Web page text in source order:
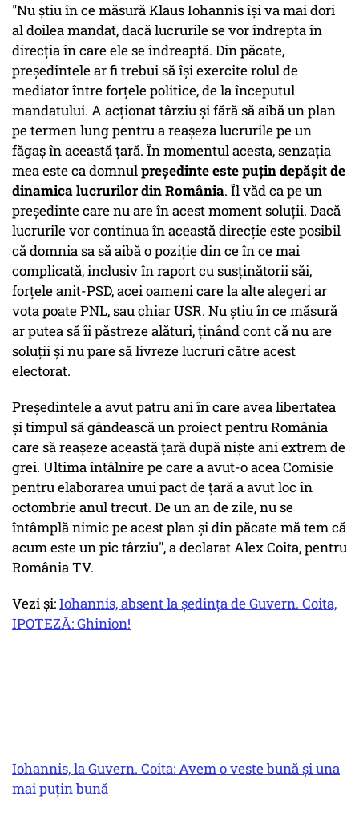
"Nu ştiu în ce măsură Klaus Iohannis îşi va mai dori
al doilea mandat, dacă lucrurile se vor îndrepta în
direcţia în care ele se îndreaptă. Din păcate,
preşedintele ar fi trebui să îşi exercite rolul de
mediator între forţele politice, de la începutul
mandatului. A acţionat târziu şi fără să aibă un plan
pe termen lung pentru a reaşeza lucrurile pe un
făgaş în această ţară. În momentul acesta, senzaţia
mea este ca domnulpreşedinte este puţin depăşit de
dinamica lucrurilor din România. Îl văd ca pe un
preşedinte care nu are în acest moment soluţii. Dacă
lucrurile vor continua în această direcţie este posibil
că domnia sa să aibă o poziţie din ce în ce mai
complicată, inclusiv în raport cu susţinătorii săi,
forţele anit-PSD, acei oameni care la alte alegeri ar
vota poate PNL, sau chiar USR. Nu ştiu în ce măsură
ar putea să îi păstreze alături, ţinând cont că nu are
soluţii şi nu pare să livreze lucruri către acest
electorat.
Preşedintele a avut patru ani în care avea libertatea
şi timpul să gândească un proiect pentru România
care să reaşeze această ţară după nişte ani extrem de
grei. Ultima întâlnire pe care a avut-o acea Comisie
pentru elaborarea unui pact de ţară a avut loc în
octombrie anul trecut. De un an de zile, nu se
întâmplă nimic pe acest plan şi din păcate mă tem că
acum este un pic târziu", a declarat Alex Coita, pentru
România TV.
Vezi și:Iohannis, absent la ședința de Guvern. Coita,
IPOTEZĂ: Ghinion!
Iohannis, la Guvern. Coita: Avem o veste bună și una
mai puțin bună